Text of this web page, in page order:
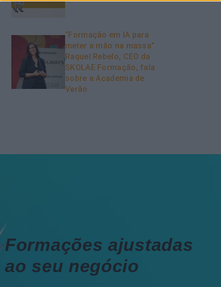
“Formação em IA para
meter a mão na massa”
Raquel Rebelo, CEO da
SKOLAE Formação, fala
sobre a Academia de
Verão
Formações ajustadas
ao seu negócio